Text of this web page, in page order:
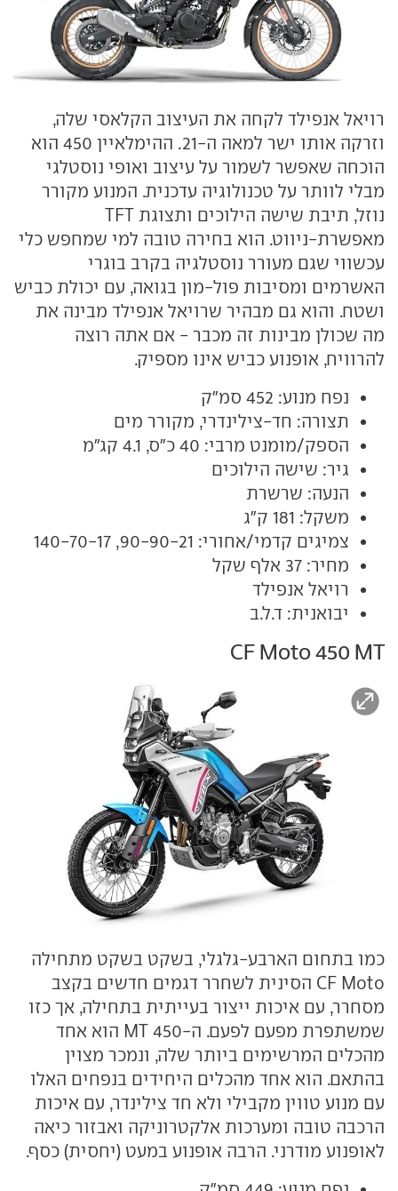
רויאל אנפילד לקחה את העיצוב הקלאסי שלה,
וזרקה אותו ישר למאה ה-21. ההימלאיין 450 הוא
הוכחה שאפשר לשמור על עיצוב ואופי נוסטלגי
מבלי לוותר על טכנולוגיה עדכנית. המנוע מקורר
נוזל, תיבת שישה הילוכים ותצוגת TFT
מאפשרת-ניווט. הוא בחירה טובה למי שמחפש כלי
עכשווי שגם מעורר נוסטלגיה בקרב בוגרי
האשרמים ומסיבות פול-מון בגואה, עם יכולת כביש
ושטח. והוא גם מבהיר שרויאל אנפילד מבינה את
מה שכולן מבינות זה מכבר - אם אתה רוצה
להרוויח, אופנוע כביש אינו מספיק.
נפח מנוע: 452 סמ"ק
תצורה: חד-צילינדרי, מקורר מים
הספק/מומנט מרבי: 40 כ"ס, 4.1 קג"מ
גיר: שישה הילוכים
הנעה: שרשרת
משקל: 181 ק"ג
צמיגים קדמי/אחורי: 90-90-21, 140-70-17
מחיר: 37 אלף שקל
רויאל אנפילד
יבואנית: ד.ל.ב
CF Moto 450 MT
כמו בתחום הארבע-גלגלי, בשקט בשקט מתחילה
CF Moto הסינית לשחרר דגמים חדשים בקצב
מסחרר, עם איכות ייצור בעייתית בתחילה, אך כזו
שמשתפרת מפעם לפעם. ה-MT 450 הוא אחד
מהכלים המרשימים ביותר שלה, ונמכר מצוין
בהתאם. הוא אחד מהכלים היחידים בנפחים האלו
עם מנוע טווין מקבילי ולא חד צילינדר, עם איכות
הרכבה טובה ומערכות אלקטרוניקה ואבזור כיאה
לאופנוע מודרני. הרבה אופנוע במעט (יחסית) כסף.